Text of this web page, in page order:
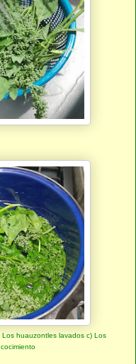
huauzontles lavados c) Los